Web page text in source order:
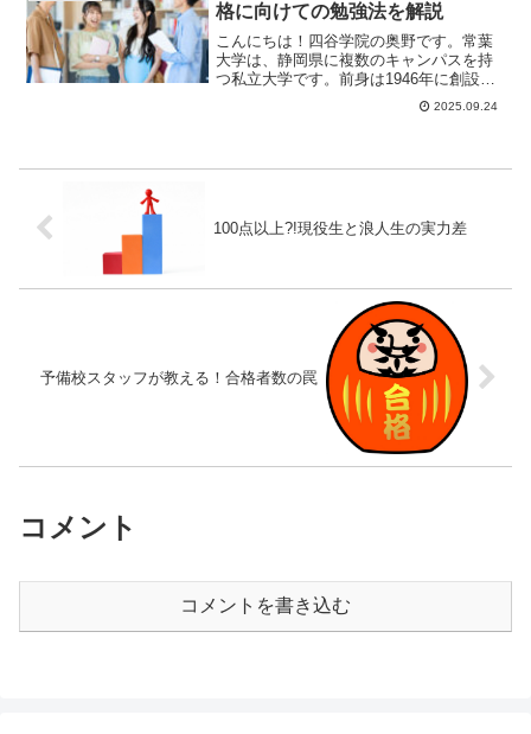
格に向けての勉強法を解説
こんにちは！四谷学院の奥野です。常葉
大学は、静岡県に複数のキャンパスを持
つ私立大学です。前身は1946年に創設さ
れた静岡女子高等学院で、地域社会や国
2025.09.24
100点以上?!現役生と浪人生の実力差
予備校スタッフが教える！合格者数の罠
コメント
コメントを書き込む